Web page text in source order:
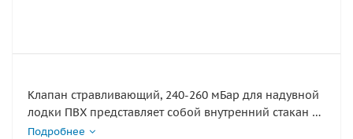
Клапан стравливающий, 240-260 мБар для надувной
лодки ПВХ представляет собой внутренний стакан с
резьбой и вворачивающийся с наружной стороны
Подробнее